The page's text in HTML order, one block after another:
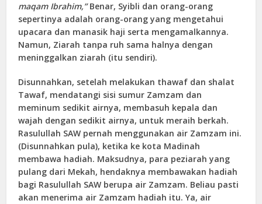
maqam Ibrahim,”Benar, Syibli dan orang-orang
sepertinya adalah orang-orang yang mengetahui
upacara dan manasik haji serta mengamalkannya.
Namun, Ziarah tanpa ruh sama halnya dengan
meninggalkan ziarah (itu sendiri).
Disunnahkan, setelah melakukan thawaf dan shalat
Tawaf, mendatangi sisi sumur Zamzam dan
meminum sedikit airnya, membasuh kepala dan
wajah dengan sedikit airnya, untuk meraih berkah.
Rasulullah SAW pernah menggunakan air Zamzam ini.
(Disunnahkan pula), ketika ke kota Madinah
membawa hadiah. Maksudnya, para peziarah yang
pulang dari Mekah, hendaknya membawakan hadiah
bagi Rasulullah SAW berupa air Zamzam. Beliau pasti
akan menerima air Zamzam hadiah itu. Ya, air